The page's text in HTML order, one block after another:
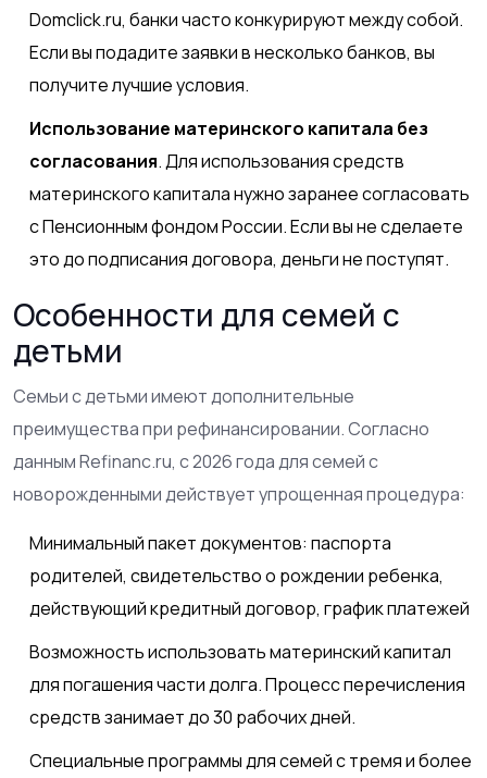
Domclick.ru, банки часто конкурируют между собой.
Если вы подадите заявки в несколько банков, вы
получите лучшие условия.
Использование материнского капитала без
согласования. Для использования средств
материнского капитала нужно заранее согласовать
с Пенсионным фондом России. Если вы не сделаете
это до подписания договора, деньги не поступят.
Особенности для семей с
детьми
Семьи с детьми имеют дополнительные
преимущества при рефинансировании. Согласно
данным Refinanc.ru, с 2026 года для семей с
новорожденными действует упрощенная процедура:
Минимальный пакет документов: паспорта
родителей, свидетельство о рождении ребенка,
действующий кредитный договор, график платежей
Возможность использоватьматеринский капитал
для погашения части долга. Процесс перечисления
средств занимает до 30 рабочих дней.
Специальные программы для семей с тремя и более